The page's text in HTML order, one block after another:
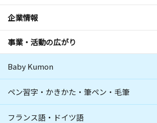
企業情報
事業・活動の広がり
Baby Kumon
ペン習字・かきかた・筆ペン・毛筆
フランス語・ドイツ語